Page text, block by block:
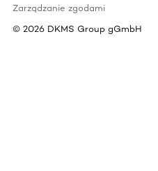
Zarządzanie zgodami
© 2026 DKMS Group gGmbH